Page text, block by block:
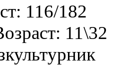
116/182
11\32